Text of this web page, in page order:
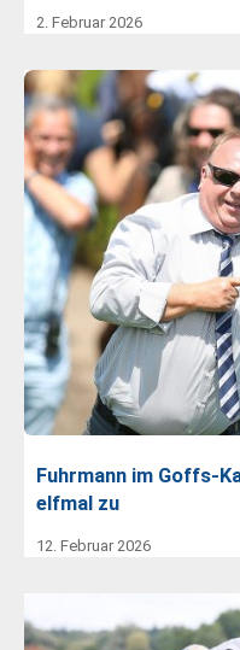
2. Februar 2026
Fuhrmann im Goffs-
elfmal zu
12. Februar 2026